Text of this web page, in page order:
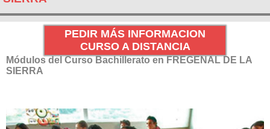
PEDIR MÁS INFORMACION
CURSO A DISTANCIA
Módulos del Curso Bachillerato en FREGENAL DE LA
SIERRA